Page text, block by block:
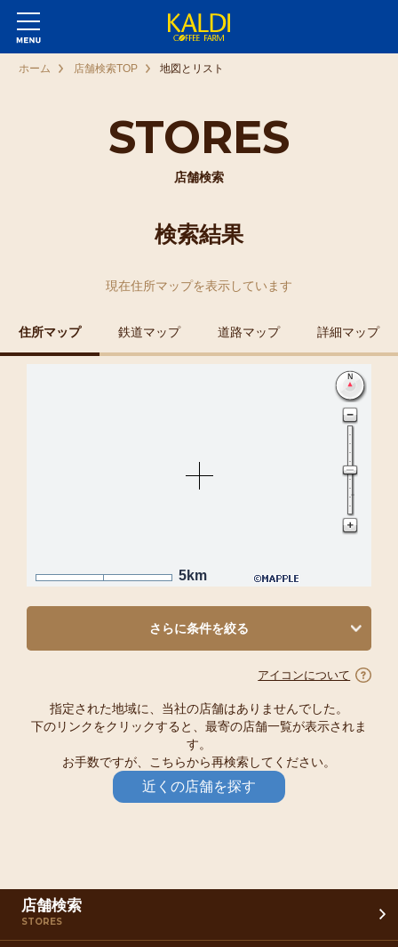
STORES
店舗検索
ホーム 店舗検索TOP 地図とリスト
検索結果
現在住所マップを表示しています
住所マップ 鉄道マップ 道路マップ 詳細マップ
5km
さらに条件を絞る
アイコンについて
指定された地域に、当社の店舗はありませんでした。
下のリンクをクリックすると、最寄の店舗一覧が表示されま
す。
お手数ですが、こちらから再検索してください。
近くの店舗を探す
店舗検索
STORES